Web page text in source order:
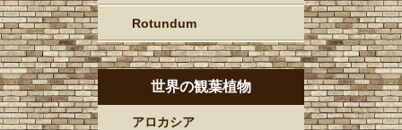
Rotundum
世界の観葉植物
アロカシア